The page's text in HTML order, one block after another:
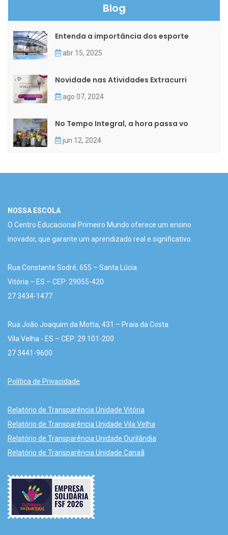
Blog
Entenda a importância dos esporte
abr 15, 2025
Novidade nas Atividades Extracurri
ago 07, 2024
No Tempo Integral, a hora passa vo
jun 12, 2024
NOSSA ESCOLA
O Centro Educacional Primeiro Mundo oferece um ensino
inovador, que garante um aprendizado real e significativo.
Rua Constante Sodré, 655 – Santa Lúcia
Vitória – ES – CEP: 29055-420
27 3434-1477
Rua João Joaquim da Motta, 431 – Praia da Costa
Vila Velha - ES – CEP: 29.101-200
27 3441-9600
Política de Privacidade
Relatório de Transparência Unidade Vitória
Relatório de Transparência Unidade Vila Velha
Relatório de Transparência Unidade Ourilândia
Relatório de Transparência Unidade Canaã